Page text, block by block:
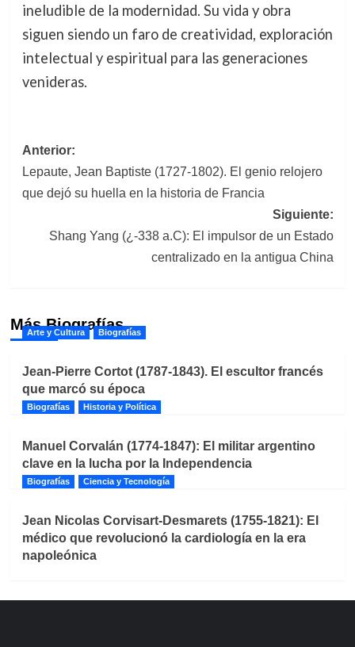
ineludible de la modernidad. Su vida y obra
siguen siendo un faro de creatividad, exploración
intelectual y espiritual para las generaciones
venideras.
Navegación
de
entradas
Anterior:
Lepaute, Jean Baptiste (1727-1802). El genio relojero
que dejó su huella en la historia de Francia
Siguiente:
Shang Yang (¿-338 a.C): El impulsor de un Estado
centralizado en la antigua China
Más Biografías
Arte y Cultura Biografías
Jean-Pierre Cortot (1787-1843). El escultor francés
que marcó su época
Biografías Historia y Política
Manuel Corvalán (1774-1847): El militar argentino
clave en la lucha por la Independencia
Biografías Ciencia y Tecnología
Jean Nicolas Corvisart-Desmarets (1755-1821): El
médico que revolucionó la cardiología en la era
napoleónica